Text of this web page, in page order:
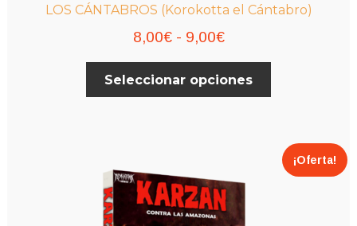
LOS CÁNTABROS (Korokotta el Cántabro)
8,00€ - 9,00€Rango
de
precios:
9,00€
Seleccionar opciones
variantes.
Las
¡Oferta!